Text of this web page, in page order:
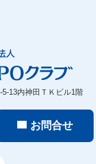
13内神田ＴＫビル1階
お問合せ